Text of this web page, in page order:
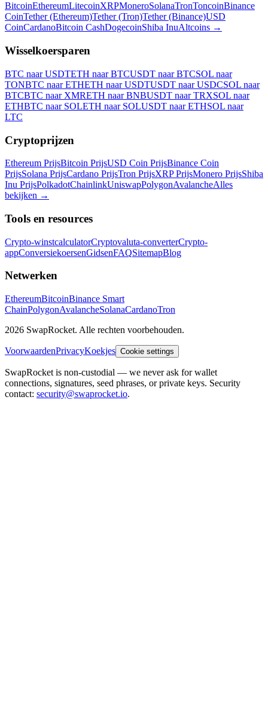
BitcoinEthereumLitecoinXRPMoneroSolanaTronToncoinBinance
CoinTether (Ethereum)Tether (Tron)Tether (Binance)USD
CoinCardanoBitcoin CashDogecoinShiba InuAltcoins →
Wisselkoersparen
BTC naar USDTETH naar BTCUSDT naar BTCSOL naar
TONBTC naar ETHETH naar USDTUSDT naar USDCSOL naar
BTCBTC naar XMRETH naar BNBUSDT naar TRXSOL naar
ETHBTC naar SOLETH naar SOLUSDT naar ETHSOL naar
LTC
Cryptoprijzen
Ethereum PrijsBitcoin PrijsUSD Coin PrijsBinance Coin
PrijsSolana PrijsCardano PrijsTron PrijsXRP PrijsMonero PrijsShiba
Inu PrijsPolkadotChainlinkUniswapPolygonAvalancheAlles
bekijken →
Tools en resources
Crypto-winstcalculatorCryptovaluta-converterCrypto-
appConversiekoersenGidsenFAQSitemapBlog
Netwerken
EthereumBitcoinBinance Smart
ChainPolygonAvalancheSolanaCardanoTron
2026 SwapRocket. Alle rechten voorbehouden.
VoorwaardenPrivacyKoekjes Cookie settings
SwapRocket is non-custodial — we never ask for wallet
connections, signatures, seed phrases, or private keys. Security
contact: security@swaprocket.io.